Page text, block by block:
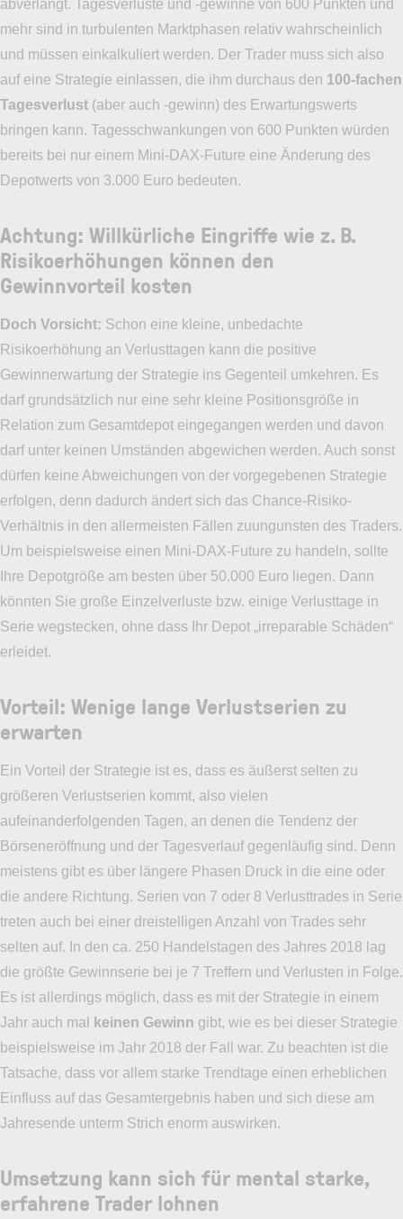
abverlangt. Tagesverluste und -gewinne von 600 Punkten und
mehr sind in turbulenten Marktphasen relativ wahrscheinlich
und müssen einkalkuliert werden. Der Trader muss sich also
auf eine Strategie einlassen, die ihm durchaus den 100-fachen
Tagesverlust (aber auch -gewinn) des Erwartungswerts
bringen kann. Tagesschwankungen von 600 Punkten würden
bereits bei nur einem Mini-DAX-Future eine Änderung des
Depotwerts von 3.000 Euro bedeuten.
Achtung: Willkürliche Eingriffe wie z. B.
Risikoerhöhungen können den
Gewinnvorteil kosten
Doch Vorsicht: Schon eine kleine, unbedachte
Risikoerhöhung an Verlusttagen kann die positive
Gewinnerwartung der Strategie ins Gegenteil umkehren. Es
darf grundsätzlich nur eine sehr kleine Positionsgröße in
Relation zum Gesamtdepot eingegangen werden und davon
darf unter keinen Umständen abgewichen werden. Auch sonst
dürfen keine Abweichungen von der vorgegebenen Strategie
erfolgen, denn dadurch ändert sich das Chance-Risiko-
Verhältnis in den allermeisten Fällen zuungunsten des Traders.
Um beispielsweise einen Mini-DAX-Future zu handeln, sollte
Ihre Depotgröße am besten über 50.000 Euro liegen. Dann
könnten Sie große Einzelverluste bzw. einige Verlusttage in
Serie wegstecken, ohne dass Ihr Depot „irreparable Schäden“
erleidet.
Vorteil: Wenige lange Verlustserien zu
erwarten
Ein Vorteil der Strategie ist es, dass es äußerst selten zu
größeren Verlustserien kommt, also vielen
aufeinanderfolgenden Tagen, an denen die Tendenz der
Börseneröffnung und der Tagesverlauf gegenläufig sind. Denn
meistens gibt es über längere Phasen Druck in die eine oder
die andere Richtung. Serien von 7 oder 8 Verlusttrades in Serie
treten auch bei einer dreistelligen Anzahl von Trades sehr
selten auf. In den ca. 250 Handelstagen des Jahres 2018 lag
die größte Gewinnserie bei je 7 Treffern und Verlusten in Folge.
Es ist allerdings möglich, dass es mit der Strategie in einem
Jahr auch mal
keinen Gewinn gibt, wie es bei dieser Strategie
beispielsweise im Jahr 2018 der Fall war. Zu beachten ist die
Tatsache, dass vor allem starke Trendtage einen erheblichen
Einfluss auf das Gesamtergebnis haben und sich diese am
Jahresende unterm Strich enorm auswirken.
Umsetzung kann sich für mental starke,
erfahrene Trader lohnen